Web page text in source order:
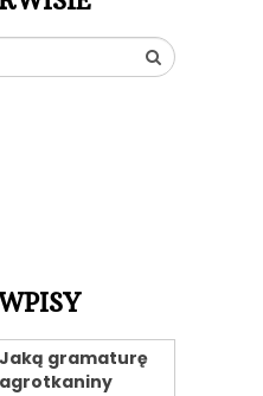
Jaką gramaturę
agrotkaniny